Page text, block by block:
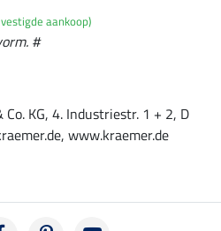
aankoop)
#
KG, 4. Industriestr. 1 + 2, D
www.kraemer.de